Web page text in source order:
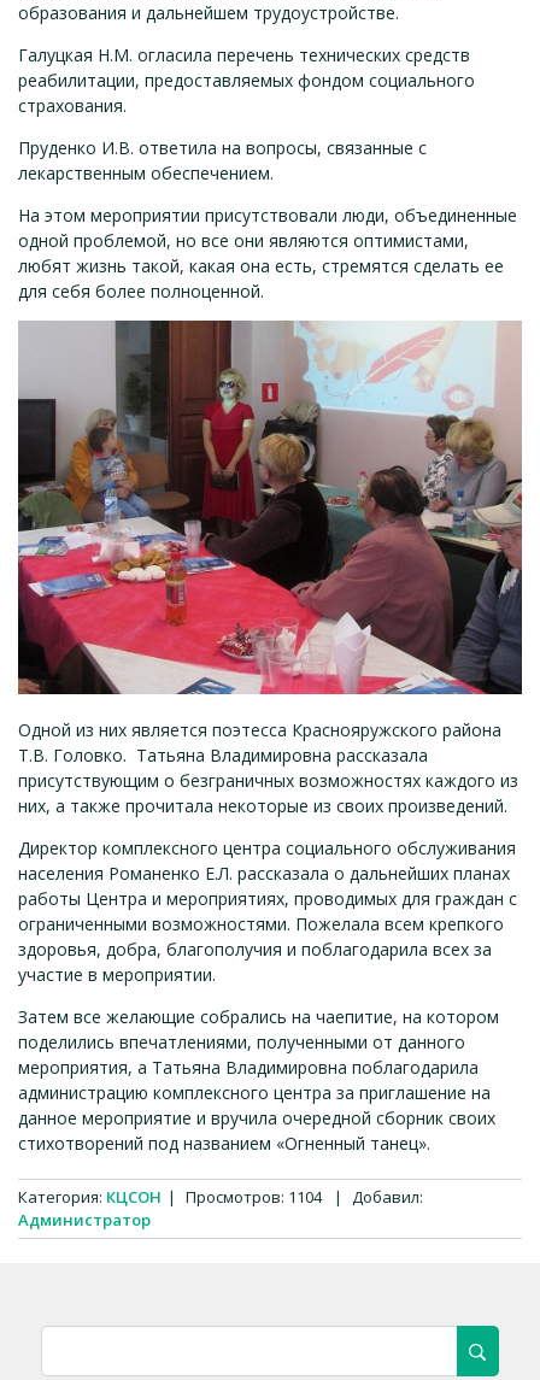
образования и дальнейшем трудоустройстве.
Галуцкая Н.М. огласила перечень технических средств
реабилитации, предоставляемых фондом социального
страхования.
Пруденко И.В. ответила на вопросы, связанные с
лекарственным обеспечением.
На этом мероприятии присутствовали люди, объединенные
одной проблемой, но все они являются оптимистами,
любят жизнь такой, какая она есть, стремятся сделать ее
для себя более полноценной.
Одной из них является поэтесса Краснояружского района
Т.В. Головко. Татьяна Владимировна рассказала
присутствующим о безграничных возможностях каждого из
них, а также прочитала некоторые из своих произведений.
Директор комплексного центра социального обслуживания
населения Романенко Е.Л. рассказала о дальнейших планах
работы Центра и мероприятиях, проводимых для граждан с
ограниченными возможностями. Пожелала всем крепкого
здоровья, добра, благополучия и поблагодарила всех за
участие в мероприятии.
Затем все желающие собрались на чаепитие, на котором
поделились впечатлениями, полученными от данного
мероприятия, а Татьяна Владимировна поблагодарила
администрацию комплексного центра за приглашение на
данное мероприятие и вручила очередной сборник своих
стихотворений под названием «Огненный танец».
Категория: КЦСОН | Просмотров: 1104 | Добавил:
Администратор